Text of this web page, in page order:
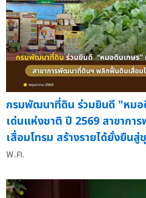
กรมพัฒนาที่ดิน ร่วมยินดี "หมอ
เด่นแห่งชาติ ปี 2569 สาขาก
เสื่อมโทรม สร้างรายได้ยั่งยืนสู่
พ.ค.